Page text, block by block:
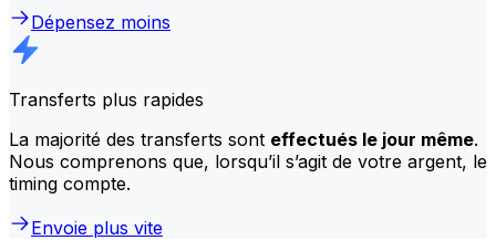
Dépensez moins
Transferts plus rapides
La majorité des transferts sont effectués le jour même.
Nous comprenons que, lorsqu’il s’agit de votre argent, le
timing compte.
Envoie plus vite